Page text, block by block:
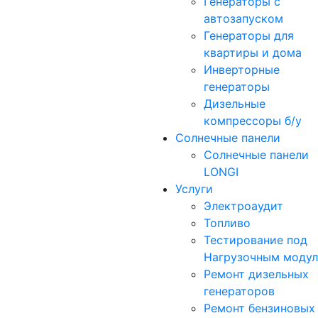
автозапуском
Генераторы для
квартиры и дома
Инверторные
генераторы
Дизельные
компрессоры б/у
Солнечные панели
Солнечные панели
LONGI
Услуги
Электроаудит
Топливо
Тестирование под
Нагрузочным
Ремонт дизельных
генераторов
Ремонт бензиновых